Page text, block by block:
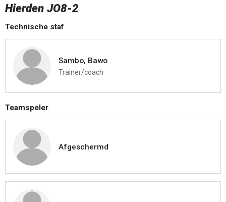
Hierden JO8-2
Technische staf
Sambo, Bawo
Trainer/coach
Teamspeler
Afgeschermd